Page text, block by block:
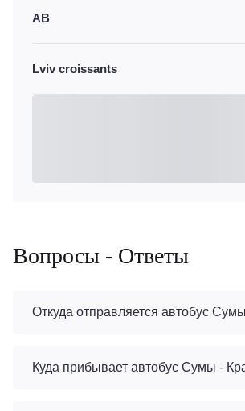
АВ
Lviv croissants
Вопросы - Ответы
Откуда отправляется автобус
Куда прибывает автобус Сумы -